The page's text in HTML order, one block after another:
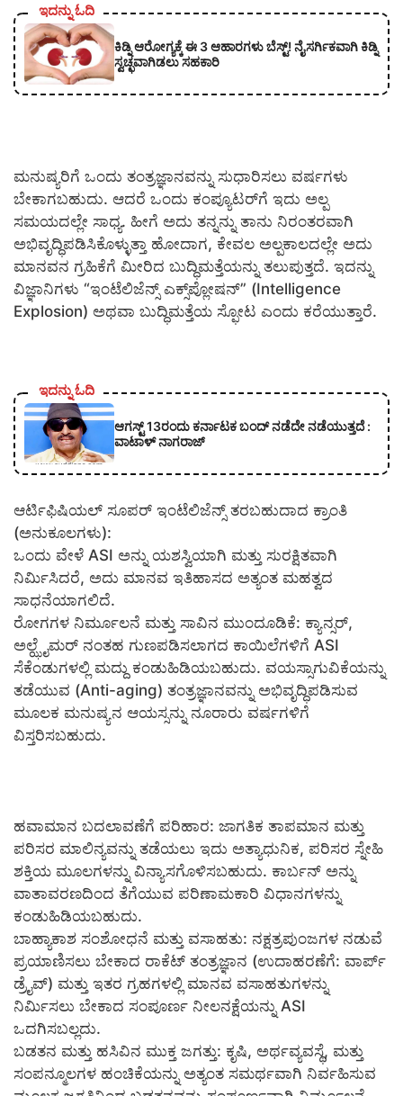
ಇದನ್ನು ಓದಿ
ಕಿಡ್ನಿ ಆರೋಗ್ಯಕ್ಕೆ ಈ 3 ಆಹಾರಗಳು ಬೆಸ್ಟ್‌! ನೈಸರ್ಗಿಕವಾಗಿ ಕಿಡ್ನಿ
ಸ್ವಚ್ಛವಾಗಿಡಲು ಸಹಕಾರಿ
​ಮನುಷ್ಯರಿಗೆ ಒಂದು ತಂತ್ರಜ್ಞಾನವನ್ನು ಸುಧಾರಿಸಲು ವರ್ಷಗಳು
ಬೇಕಾಗಬಹುದು. ಆದರೆ ಒಂದು ಕಂಪ್ಯೂಟರ್‌ಗೆ ಇದು ಅಲ್ಪ
ಸಮಯದಲ್ಲೇ ಸಾಧ್ಯ. ಹೀಗೆ ಅದು ತನ್ನನ್ನು ತಾನು ನಿರಂತರವಾಗಿ
ಅಭಿವೃದ್ಧಿಪಡಿಸಿಕೊಳ್ಳುತ್ತಾ ಹೋದಾಗ, ಕೇವಲ ಅಲ್ಪಕಾಲದಲ್ಲೇ ಅದು
ಮಾನವನ ಗ್ರಹಿಕೆಗೆ ಮೀರಿದ ಬುದ್ಧಿಮತ್ತೆಯನ್ನು ತಲುಪುತ್ತದೆ. ಇದನ್ನು
ವಿಜ್ಞಾನಿಗಳು “ಇಂಟೆಲಿಜೆನ್ಸ್ ಎಕ್ಸ್‌ಪ್ಲೋಷನ್” (Intelligence
Explosion) ಅಥವಾ ಬುದ್ಧಿಮತ್ತೆಯ ಸ್ಫೋಟ ಎಂದು ಕರೆಯುತ್ತಾರೆ.
ಇದನ್ನು ಓದಿ
ಆಗಸ್ಟ್ 13ರಂದು ಕರ್ನಾಟಕ ಬಂದ್ ನಡೆದೇ ನಡೆಯುತ್ತದೆ :
ವಾಟಾಳ್ ನಾಗರಾಜ್
​ಆರ್ಟಿಫಿಷಿಯಲ್ ಸೂಪರ್ ಇಂಟೆಲಿಜೆನ್ಸ್ ತರಬಹುದಾದ ಕ್ರಾಂತಿ
(ಅನುಕೂಲಗಳು):
​ಒಂದು ವೇಳೆ ASI ಅನ್ನು ಯಶಸ್ವಿಯಾಗಿ ಮತ್ತು ಸುರಕ್ಷಿತವಾಗಿ
ನಿರ್ಮಿಸಿದರೆ, ಅದು ಮಾನವ ಇತಿಹಾಸದ ಅತ್ಯಂತ ಮಹತ್ವದ
ಸಾಧನೆಯಾಗಲಿದೆ.
​ರೋಗಗಳ ನಿರ್ಮೂಲನೆ ಮತ್ತು ಸಾವಿನ ಮುಂದೂಡಿಕೆ: ಕ್ಯಾನ್ಸರ್,
ಅಲ್ಝೈಮರ್ ನಂತಹ ಗುಣಪಡಿಸಲಾಗದ ಕಾಯಿಲೆಗಳಿಗೆ ASI
ಸೆಕೆಂಡುಗಳಲ್ಲಿ ಮದ್ದು ಕಂಡುಹಿಡಿಯಬಹುದು. ವಯಸ್ಸಾಗುವಿಕೆಯನ್ನು
ತಡೆಯುವ (Anti-aging) ತಂತ್ರಜ್ಞಾನವನ್ನು ಅಭಿವೃದ್ಧಿಪಡಿಸುವ
ಮೂಲಕ ಮನುಷ್ಯನ ಆಯಸ್ಸನ್ನು ನೂರಾರು ವರ್ಷಗಳಿಗೆ
ವಿಸ್ತರಿಸಬಹುದು.
​ಹವಾಮಾನ ಬದಲಾವಣೆಗೆ ಪರಿಹಾರ: ಜಾಗತಿಕ ತಾಪಮಾನ ಮತ್ತು
ಪರಿಸರ ಮಾಲಿನ್ಯವನ್ನು ತಡೆಯಲು ಇದು ಅತ್ಯಾಧುನಿಕ, ಪರಿಸರ ಸ್ನೇಹಿ
ಶಕ್ತಿಯ ಮೂಲಗಳನ್ನು ವಿನ್ಯಾಸಗೊಳಿಸಬಹುದು. ಕಾರ್ಬನ್ ಅನ್ನು
ವಾತಾವರಣದಿಂದ ತೆಗೆಯುವ ಪರಿಣಾಮಕಾರಿ ವಿಧಾನಗಳನ್ನು
ಕಂಡುಹಿಡಿಯಬಹುದು.
​ಬಾಹ್ಯಾಕಾಶ ಸಂಶೋಧನೆ ಮತ್ತು ವಸಾಹತು: ನಕ್ಷತ್ರಪುಂಜಗಳ ನಡುವೆ
ಪ್ರಯಾಣಿಸಲು ಬೇಕಾದ ರಾಕೆಟ್ ತಂತ್ರಜ್ಞಾನ (ಉದಾಹರಣೆಗೆ: ವಾರ್ಪ್
ಡ್ರೈವ್) ಮತ್ತು ಇತರ ಗ್ರಹಗಳಲ್ಲಿ ಮಾನವ ವಸಾಹತುಗಳನ್ನು
ನಿರ್ಮಿಸಲು ಬೇಕಾದ ಸಂಪೂರ್ಣ ನೀಲನಕ್ಷೆಯನ್ನು ASI
ಒದಗಿಸಬಲ್ಲದು.
​ಬಡತನ ಮತ್ತು ಹಸಿವಿನ ಮುಕ್ತ ಜಗತ್ತು: ಕೃಷಿ, ಅರ್ಥವ್ಯವಸ್ಥೆ, ಮತ್ತು
ಸಂಪನ್ಮೂಲಗಳ ಹಂಚಿಕೆಯನ್ನು ಅತ್ಯಂತ ಸಮರ್ಥವಾಗಿ ನಿರ್ವಹಿಸುವ